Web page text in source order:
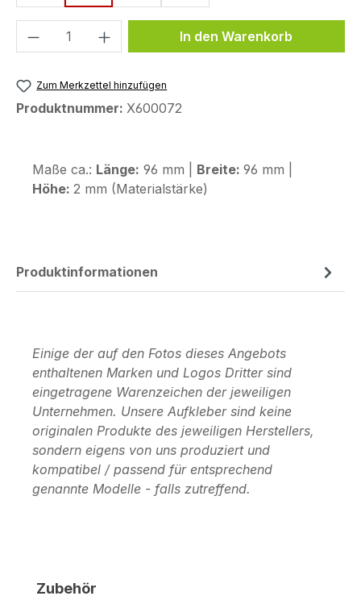
Produkt Anzahl: Gib denIn den Warenkorb
Zum Merkzettel hinzufügen
Produktnummer: X600072
Maße ca.: Länge: 96 mm | Breite: 96 mm |
Höhe: 2 mm (Materialstärke)
Produktinformationen
Einige der auf den Fotos dieses Angebots
enthaltenen Marken und Logos Dritter sind
eingetragene Warenzeichen der jeweiligen
Unternehmen. Unsere Aufkleber sind keine
originalen Produkte des jeweiligen Herstellers,
sondern eigens von uns produziert und
kompatibel / passend für entsprechend
genannte Modelle - falls zutreffend.
Produktgalerie überspringen
Zubehör